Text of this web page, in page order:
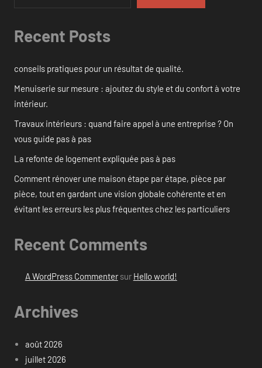
Recent Posts
conseils pratiques pour un résultat de qualité.
Menuiserie sur mesure : ajoutez du style et du confort à votre
intérieur.
Travaux intérieurs : quand faire appel à une entreprise ? On
vous guide pas à pas
La refonte de logement expliquée pas à pas
Comment rénover une maison étape par étape, pièce par
pièce, tout en gardant une vision globale cohérente et en
évitant les erreurs les plus fréquentes chez les particuliers
Recent Comments
A WordPress Commentersur Hello world!
Archives
août 2026
juillet 2026